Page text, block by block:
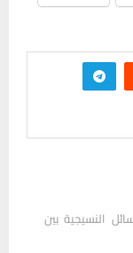
النسيجية بين